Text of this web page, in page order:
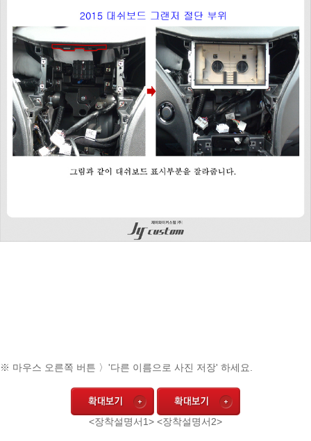
※ 마우스 오른쪽 버튼 〉'다른 이름으로 사진 저장' 하세요.
<장착설명서1> <장착설명서2>